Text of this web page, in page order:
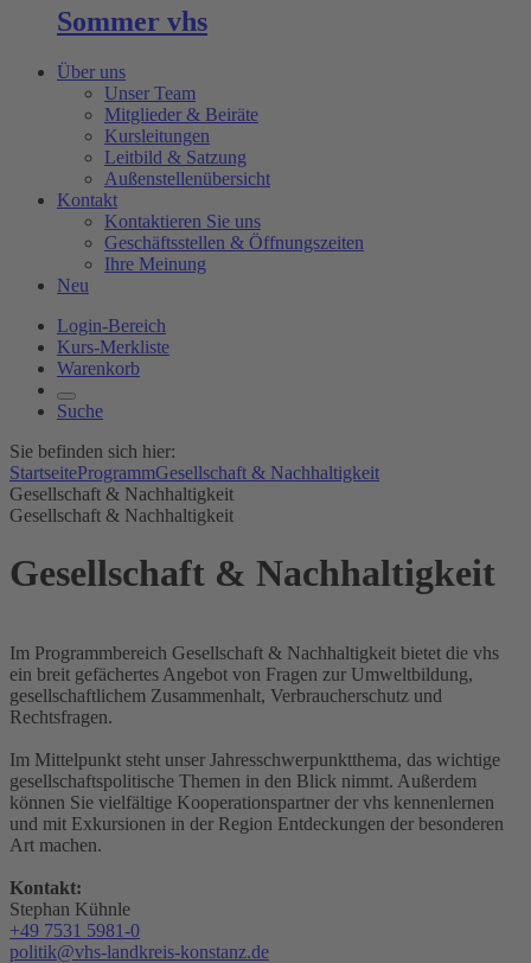
Sommer vhs
Über uns
Unser Team
Mitglieder & Beiräte
Kursleitungen
Leitbild & Satzung
Außenstellenübersicht
Kontakt
Kontaktieren Sie uns
Geschäftsstellen & Öffnungszeiten
Ihre Meinung
Neu
Login-Bereich
Kurs-Merkliste
Warenkorb
Suche
Sie befinden sich hier:
StartseiteProgrammGesellschaft & Nachhaltigkeit
Gesellschaft & Nachhaltigkeit
Gesellschaft & Nachhaltigkeit
Gesellschaft & Nachhaltigkeit
Im Programmbereich Gesellschaft & Nachhaltigkeit bietet die vhs
ein breit gefächertes Angebot von Fragen zur Umweltbildung,
gesellschaftlichem Zusammenhalt, Verbraucherschutz und
Rechtsfragen.
Im Mittelpunkt steht unser Jahresschwerpunktthema, das wichtige
gesellschaftspolitische Themen in den Blick nimmt. Außerdem
können Sie vielfältige Kooperationspartner der vhs kennenlernen
und mit Exkursionen in der Region Entdeckungen der besonderen
Art machen.
Kontakt:
Stephan Kühnle
+49 7531 5981-0
politik@vhs-landkreis-konstanz.de